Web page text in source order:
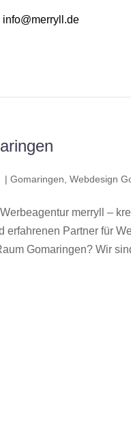
info@merryll.de
|Gomaringen ,Webdesign
merryll –
erfahrenen Partner für
Gomaringen? Wir